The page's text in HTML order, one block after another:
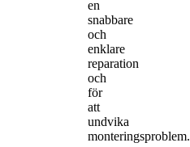
en
snabbare
och
enklare
reparation
och
för
att
undvika
monteringsproblem.